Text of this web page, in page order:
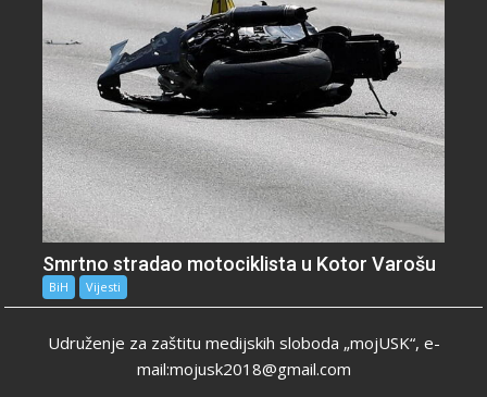
Smrtno stradao motociklista u Kotor Varošu
BiH Vijesti
Udruženje za zaštitu medijskih sloboda „mojUSK“, e-
mail:mojusk2018@gmail.com